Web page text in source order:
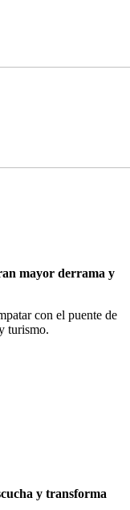
mayor derrama y
con el puente de
turismo.
y transforma